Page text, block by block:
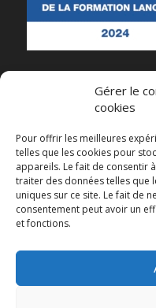
Gérer le
cookies
Pour offrir les meilleures
telles que les cookies pour
appareils. Le fait de consentir
traiter des données telles que
uniques sur ce site. Le fait de
consentement peut avoir un
et fonctions.
RECENT POSTS
Et maintenant ?
Impact du Plafonnement du CPF
Webinaire sur l’intelligence
Baromètre 2024 du Marché de la